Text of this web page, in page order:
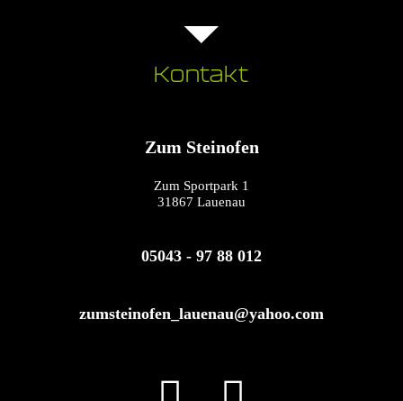
Kontakt
Zum Steinofen
Zum Sportpark 1
31867 Lauenau
05043 - 97 88 012​
zumsteinofen_lauenau@yahoo.com